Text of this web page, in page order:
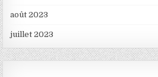
août 2023
juillet 2023